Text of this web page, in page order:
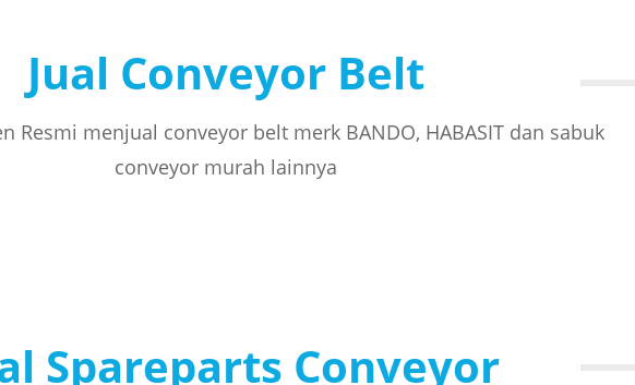
Jual Conveyor Belt
Resmi menjual conveyor belt merk BANDO, HABASIT dan sabuk
conveyor murah lainnya
Spareparts Conveyor